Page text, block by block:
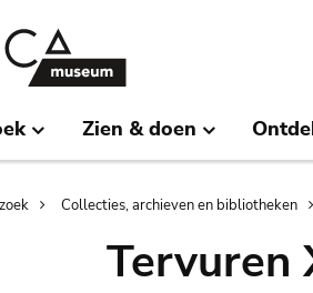
Zien & doen
Collecties, archieven en bibliotheken
Tervuren